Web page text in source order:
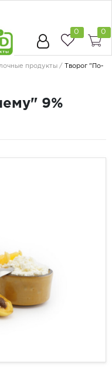
0 0
продукты
Творог "По-
9%